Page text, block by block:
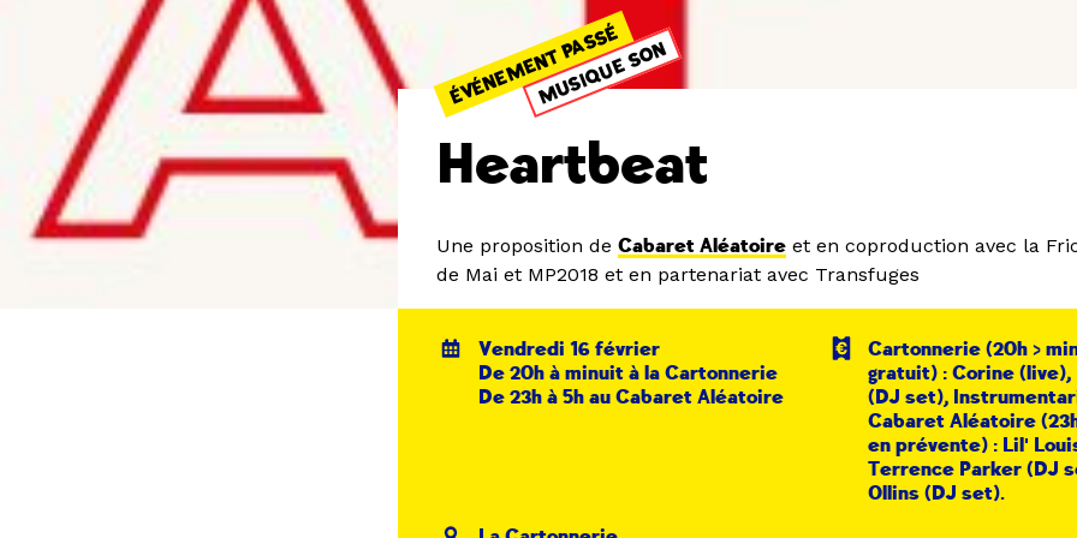
ÉVÉNEMENT PASSÉ
MUSIQUE SON
Heartbeat
Une proposition deCabaret Aléatoire et en coproduction avec la
de Mai et MP2018 et en partenariat avec Transfuges
Vendredi 16 février
De 20h à minuit à la Cartonnerie
De 23h à 5h au Cabaret Aléatoire
Cartonnerie (20h >
gratuit) : Corine (live),
(DJ set),
Cabaret Aléatoire
en prévente) : Lil'
Terrence Parker (DJ
Ollins (DJ set).